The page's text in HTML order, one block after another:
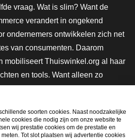
vraag. Wat is slim? Want de
verandert in ongekend
ondernemers ontwikkelen zich net
van consumenten. Daarom
mobiliseert Thuiswinkel.org al haar
en tools. Want alleen zo
Dus groei ook mee en maak
soorten cookies. Naast noodzakelijke
cookies die nodig zijn om onze website te
wij prestatie cookies om de prestatie en
Tot slot plaatsen wij advertentie cookies